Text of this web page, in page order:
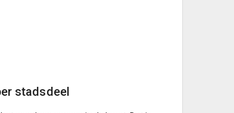
stadsdeel